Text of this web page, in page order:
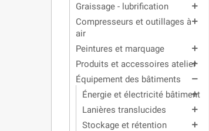
Graissage - lubrification add
Compresseurs et outillages à
air
add
Peintures et marquage add
Produits et accessoires atelier
add
Équipement des bâtiments remove
Énergie et électricité bâtiment
add
Lanières translucides add
Stockage et rétention add